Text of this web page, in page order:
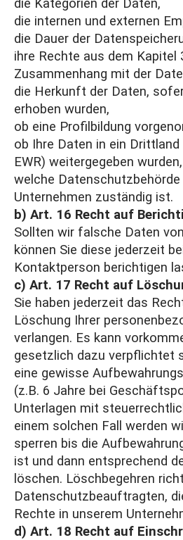
die Kategorien der Daten,
die internen und externen
die Dauer der
ihre Rechte aus dem Kapitel
Zusammenhang mit der
die Herkunft der Daten,
erhoben wurden,
ob eine Profilbildung
ob Ihre Daten in ein
EWR) weitergegeben wurden,
welche
Unternehmen zuständig ist.
b) Art. 16 Recht auf
Sollten wir falsche Daten
können Sie diese jederzeit
Kontaktperson berichtigen
c) Art. 17 Recht auf
Sie haben jederzeit das
Löschung Ihrer
verlangen. Es kann
gesetzlich dazu verpflichtet
eine gewisse
(z.B. 6 Jahre bei
Unterlagen mit
einem solchen Fall werden
sperren bis die
ist und dann entsprechend
löschen. Löschbegehren
Datenschutzbeauftragten,
Rechte in unserem
d) Art. 18 Recht auf